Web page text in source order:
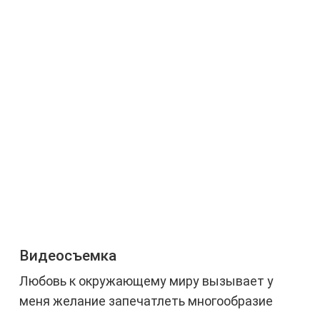
Видеосъемка
Любовь к окружающему миру вызывает у
меня желание запечатлеть многообразие